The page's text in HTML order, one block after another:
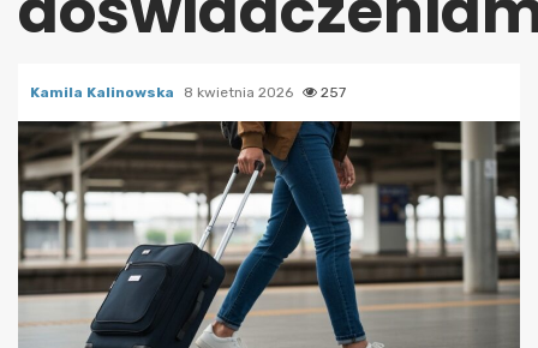
Kamila Kalinowska 8 kwietnia 2026 257